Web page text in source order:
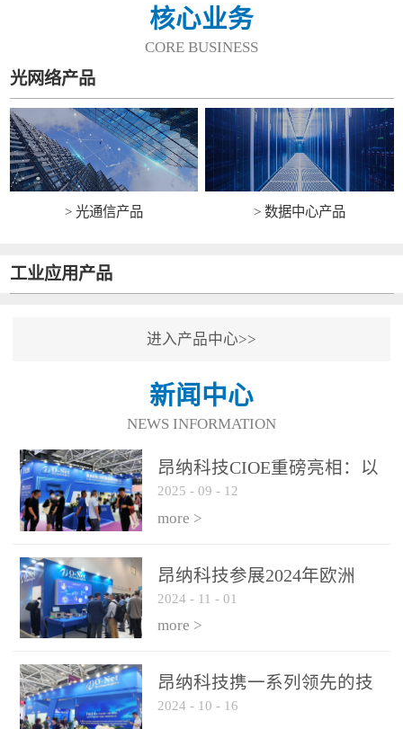
核心业务
CORE BUSINESS
光网络产品
> 光通信产品 > 数据中心产品
工业应用产品
进入产品中心>>
新闻中心
NEWS INFORMATION
昂纳科技CIOE重磅亮相：以
光通信创新引擎，驱动AI与
算力互联新时代
2025 - 09 - 12
more >
昂纳科技参展2024年欧洲
ECOC展会
2024 - 11 - 01
more >
昂纳科技携一系列领先的技
术平台和优秀产品参展2024
2024 - 10 - 16